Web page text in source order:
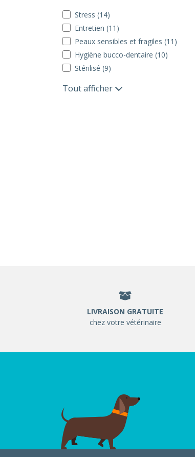
Stress (14)
Entretien (11)
Peaux sensibles et fragiles (11)
Hygiène bucco-dentaire (10)
Stérilisé (9)
Tout afficher
LIVRAISON GRATUITE
chez votre vétérinaire